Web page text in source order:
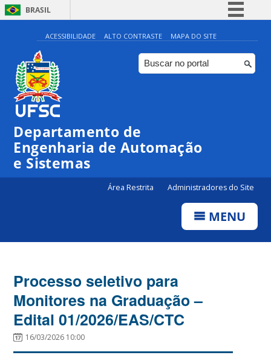
BRASIL
Simplifique!
Comunica BR
Participe
ACESSIBILIDADE ALTO CONTRASTE MAPA DO SITE
Departamento de
Engenharia de Automação
e Sistemas
Área Restrita Administradores do Site
MENU
Processo seletivo para
Monitores na Graduação –
Edital 01/2026/EAS/CTC
16/03/2026 10:00